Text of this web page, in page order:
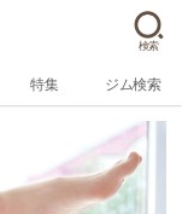
検索
特集 ジム検索